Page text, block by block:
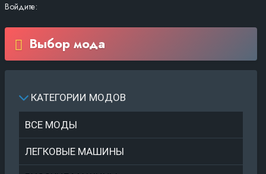
Войдите:
Выбор мода
КАТЕГОРИИ МОДОВ
ВСЕ МОДЫ
ЛЕГКОВЫЕ МАШИНЫ